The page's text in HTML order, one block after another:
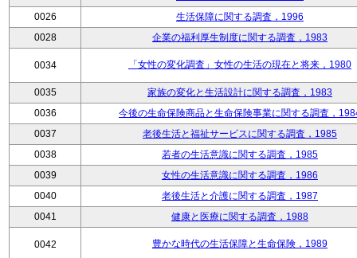
0026
生活保障に関する調査，1996
0028
企業の福利厚生制度に関する調査，1983
0034 「女性の変化調査」女性の生活の現在と将来，1980
0035
家族の変化と生活設計に関する調査，1983
0036
今後の生命保険商品と生命保険事業に関する調査，
0037
老後生活と福祉サービスに関する調査，1985
0038
若者の生活意識に関する調査，1985
0039
女性の生活意識に関する調査，1986
0040
老後生活と介護に関する調査，1987
0041
健康と医療に関する調査，1988
0042 豊かな時代の生活保障と生命保険，1989